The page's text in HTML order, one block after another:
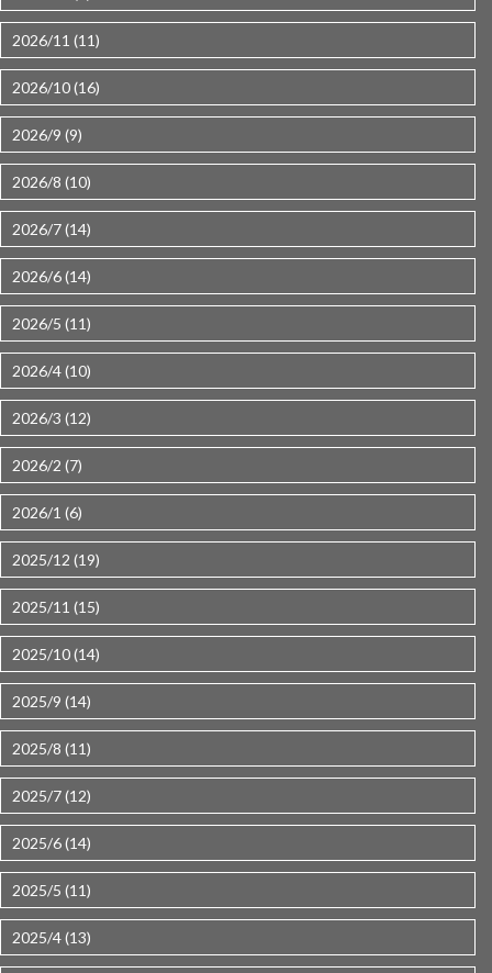
2026/11 (11)
2026/10 (16)
2026/9 (9)
2026/8 (10)
2026/7 (14)
2026/6 (14)
2026/5 (11)
2026/4 (10)
2026/3 (12)
2026/2 (7)
2026/1 (6)
2025/12 (19)
2025/11 (15)
2025/10 (14)
2025/9 (14)
2025/8 (11)
2025/7 (12)
2025/6 (14)
2025/5 (11)
2025/4 (13)